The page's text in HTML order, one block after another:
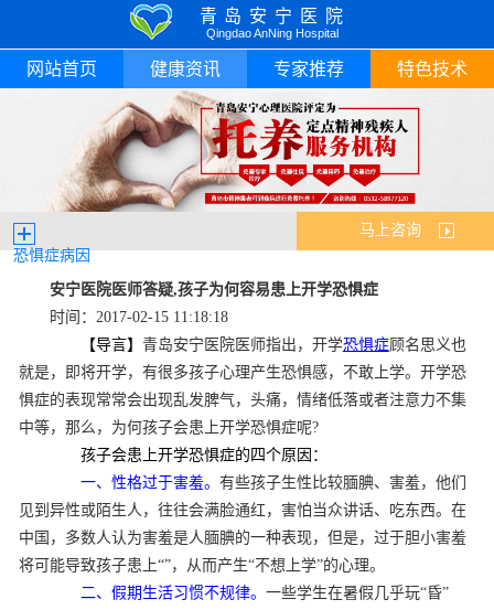
青岛安宁医院
Qingdao AnNing Hospital
网站首页 健康资讯 专家推荐 特色技术
恐惧症病因
马上咨询
安宁医院医师答疑,孩子为何容易患上开学恐惧症
时间：2017-02-15 11:18:18
【导言】 青岛安宁医院医师指出，开学恐惧症顾名思义也
就是，即将开学，有很多孩子心理产生恐惧感，不敢上学。开学恐
惧症的表现常常会出现乱发脾气，头痛，情绪低落或者注意力不集
中等，那么，为何孩子会患上开学恐惧症呢?
孩子会患上开学恐惧症的四个原因：
一、性格过于害羞。 有些孩子生性比较腼腆、害羞，他们
见到异性或陌生人，往往会满脸通红，害怕当众讲话、吃东西。在
中国，多数人认为害羞是人腼腆的一种表现，但是，过于胆小害羞
将可能导致孩子患上“”，从而产生“不想上学”的心理。
二、假期生活习惯不规律。 一些学生在暑假几乎玩“昏”